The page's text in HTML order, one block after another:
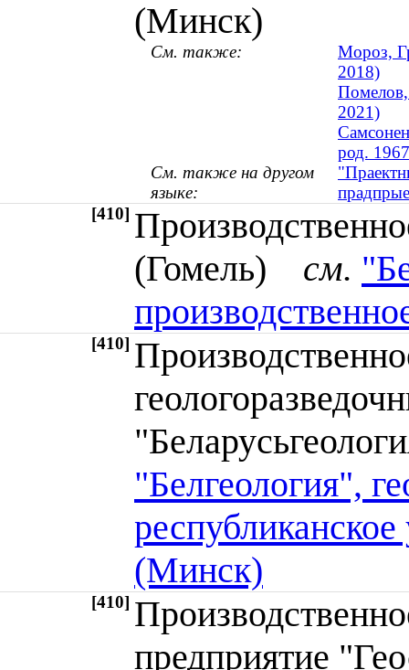
(Минск)
См. также:
Мороз,
2018)
Помелов,
2021)
род.
См. также на другом
языке:
[410]
(Гомель) см.
[410]
"Белгеология",
(Минск)
[410]
предприятие